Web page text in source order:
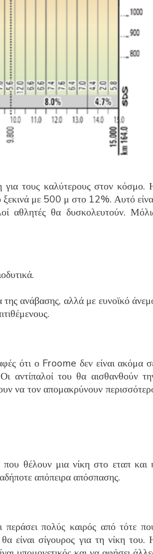
τους καλύτερους στον κόσμο.
ξεκινά με 500 μ στο 12%. Αυτό
αθλητές θα δυσκολευτούν.
της ανάβασης, αλλά με ευνοϊκό
ότι ο Froome δεν είναι ακόμα
αντίπαλοί του θα αισθανθούν
να τον απομακρύνουν
που θέλουν μια νίκη στο εταπ και
απόπειρα απόσπασης.
πολύς καιρός από τότε
είναι σίγουρος για τη νίκη του.